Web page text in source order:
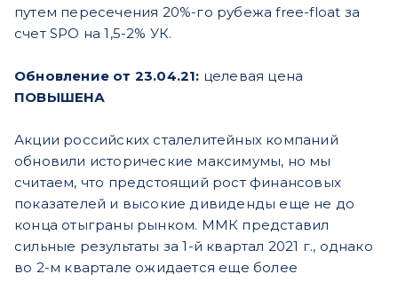
путем пересечения 20%-го рубежа free-float за
счет SPO на 1,5-2% УК.
Обновление от 23.04.21: целевая цена
ПОВЫШЕНА
Акции российских сталелитейных компаний
обновили исторические максимумы, но мы
считаем, что предстоящий рост финансовых
показателей и высокие дивиденды еще не до
конца отыграны рынком. ММК представил
сильные результаты за 1-й квартал 2021 г., однако
во 2-м квартале ожидается еще более